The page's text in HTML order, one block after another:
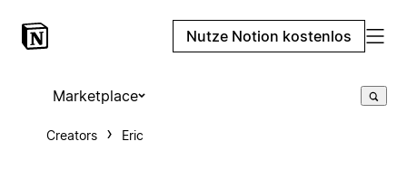
Nutze Notion kostenlos
Marketplace
Creators Eric